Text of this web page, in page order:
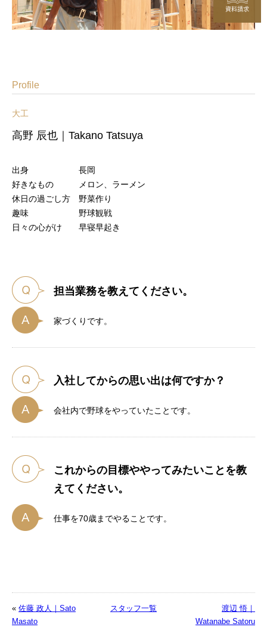
資料請求
Profile
大工
高野 辰也｜Takano Tatsuya
出身 長岡
好きなもの メロン、ラーメン
休日の過ごし方 野菜作り
趣味 野球観戦
日々の心がけ 早寝早起き
担当業務を教えてください。
家づくりです。
入社してからの思い出は何ですか？
会社内で野球をやっていたことです。
これからの目標ややってみたいことを教
えてください。
仕事を70歳までやることです。
« 佐藤 政人｜Sato
Masato
渡辺 悟｜
Watanabe Satoru
スタッフ一覧